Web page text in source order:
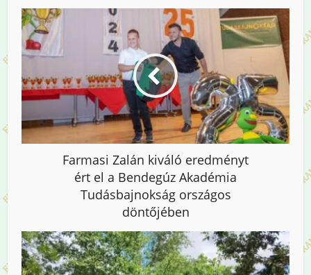
Farmasi Zalán kiváló eredményt
ért el a Bendegúz Akadémia
Tudásbajnokság országos
döntőjében